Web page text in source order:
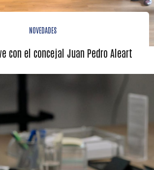
NOVEDADES
con el concejal Juan Pedro Aleart